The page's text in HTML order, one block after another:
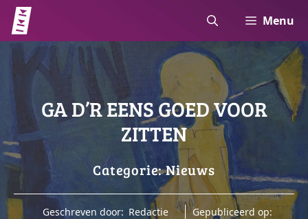
naar
de
inhoud
Menu
GA D’R EENS GOED VOOR
ZITTEN
Categorie:Nieuws
Geschreven door: Redactie
Gepubliceerd op: